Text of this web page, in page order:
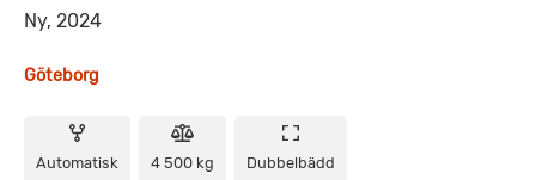
Ny, 2024
Göteborg
Automatisk 4 500 kg Dubbelbädd